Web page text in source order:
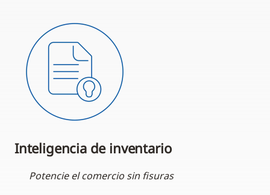
Inteligencia de inventario
Potencie el comercio sin fisuras